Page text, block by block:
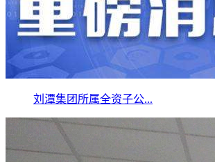
刘潭集团所属全资子公...